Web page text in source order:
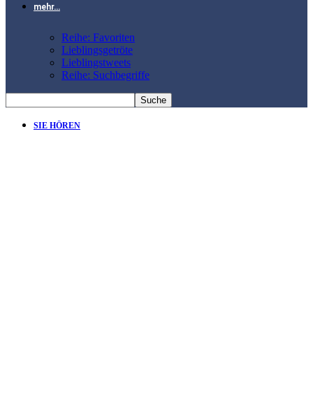
mehr…
Reihe: Favoriten
Lieblingsgetröte
Lieblingstweets
Reihe: Suchbegriffe
SIE HÖREN